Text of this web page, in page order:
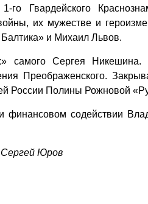
Гвардейского
их мужестве и
и Михаил Львов.
самого Сергея Никешина.
Преображенского.
России Полины Рожновой
содействии
Сергей Юров